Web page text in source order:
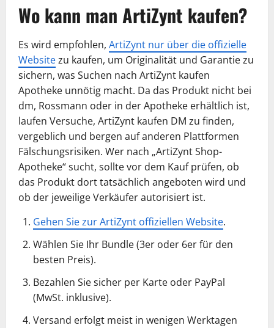
Wo kann man ArtiZynt kaufen?
Es wird empfohlen, ArtiZynt nur über die offizielle
Websitezu kaufen, um Originalität und Garantie zu
sichern, was Suchen nach ArtiZynt kaufen
Apotheke unnötig macht. Da das Produkt nicht bei
dm, Rossmann oder in der Apotheke erhältlich ist,
laufen Versuche, ArtiZynt kaufen DM zu finden,
vergeblich und bergen auf anderen Plattformen
Fälschungsrisiken. Wer nach „ArtiZynt Shop-
Apotheke“ sucht, sollte vor dem Kauf prüfen, ob
das Produkt dort tatsächlich angeboten wird und
ob der jeweilige Verkäufer autorisiert ist.
Gehen Sie zur ArtiZynt offiziellen Website.
Wählen Sie Ihr Bundle (3er oder 6er für den
besten Preis).
Bezahlen Sie sicher per Karte oder PayPal
(MwSt. inklusive).
Versand erfolgt meist in wenigen Werktagen